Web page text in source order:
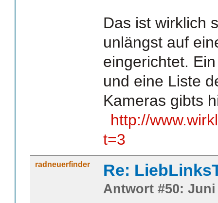
Das ist wirklich
unlängst auf
eingerichtet.
und eine Liste
Kameras gibts
http://
t=3
radneuerfinder Re:
Antwort #50: Juni